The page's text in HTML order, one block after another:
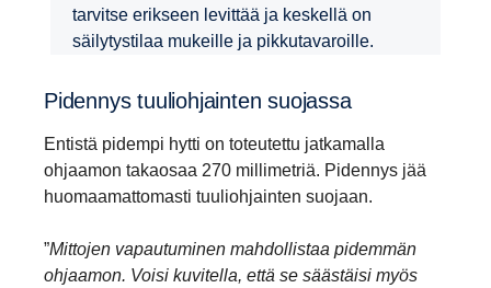
tarvitse erikseen levittää ja keskellä on
säilytystilaa mukeille ja pikkutavaroille.
Pidennys tuulioh­jainten suojassa
Entistä pidempi hytti on toteutettu jatkamalla
ohjaamon takaosaa 270 millimetriä. Pidennys jää
huomaamattomasti tuuliohjainten suojaan.
”Mittojen vapautuminen mahdollistaa pidemmän
ohjaamon. Voisi kuvitella, että se säästäisi myös